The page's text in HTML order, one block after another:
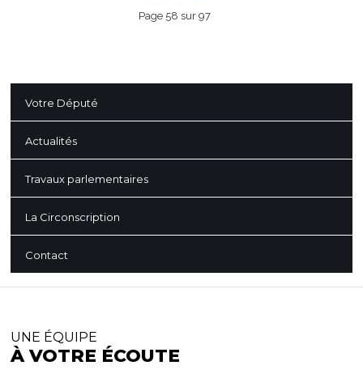
Page 58 sur 97
Votre Député
Actualités
Travaux parlementaires
La Circonscription
Contact
UNE ÉQUIPE
À VOTRE ÉCOUTE